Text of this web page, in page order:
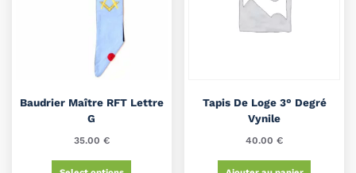
Baudrier Maître RFT Lettre
G
35.00 €
Tapis De Loge 3° Degré
Vynile
40.00€